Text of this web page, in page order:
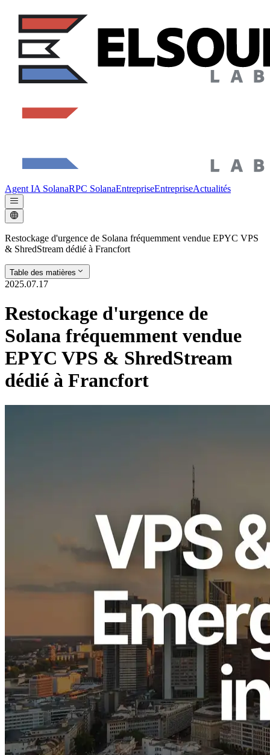
Agent IA SolanaRPC SolanaEntrepriseEntrepriseActualités
Restockage d'urgence de Solana fréquemment vendue EPYC VPS
& ShredStream dédié à Francfort
Table des matières
2025.07.17
Restockage d'urgence de
Solana fréquemment vendue
EPYC VPS & ShredStream
dédié à Francfort
ELSOUL LABO B.V. (Siège: Amsterdam, Pays-Bas; PDG:
Fumitake Kawasaki) et Validators DAO, opérateurs de ERPC, ont
exécuté un réapprovisionnement d'urgence de l'EPYC très populaire
VPS et consacrés ShredStream services dans la région de Francfort,
Avis de réapprovisionnement d'urgence
L'EPYC VPS et consacrés ShredStream les services dans la région
de Francfort se sont à maintes reprises vendus immédiatement lors
du repeuplement en raison de leur latence exceptionnellement faible
et de leur stabilité inégalée, fortement favorisé par les développeurs
de Solana et les traders à haute fréquence.
Avec ce réapprovisionnement d'urgence, une quantité limitée est
maintenant de nouveau disponible. Nous excusons sincèrement ceux
qui ont attendu. À l'avenir, nous continuerons de renforcer notre
gestion des stocks pour réagir rapidement aux fluctuations rapides de
la demande.